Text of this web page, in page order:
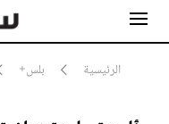
الرئيسية بلس+